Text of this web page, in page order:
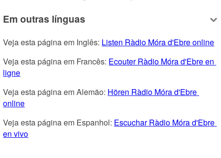
Em outras línguas
Veja esta página em Inglês: Listen Ràdio Móra d'Ebre online
Veja esta página em Francês: Ecouter Ràdio Móra d'Ebre en
ligne
Veja esta página em Alemão: Hören Ràdio Móra d'Ebre
online
Veja esta página em Espanhol: Escuchar Ràdio Móra d'Ebre
en vivo